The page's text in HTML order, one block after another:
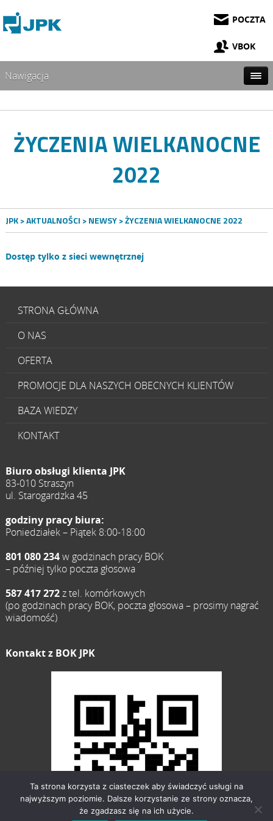
POCZTA
VBOK
Nawigacja
ŻYCZENIA WIELKANOCNE
2022
JPK>AKTUALNOŚCI >NEWSY> ŻYCZENIA WIELKANOCNE 2022
Dostęp tylko z sieci wewnętrznej
STRONA GŁÓWNA
O NAS
OFERTA
PROMOCJE DLA NASZYCH OBECNYCH KLIENTÓW
BAZA WIEDZY
KONTAKT
Biuro obsługi klienta JPK
83-010 Straszyn
ul. Starogardzka 45
godziny pracy biura:
Poniedziałek – Piątek 8:00-18:00
801 080 234w godzinach pracy BOK
– później tylko poczta głosowa
587 417 272z tel. komórkowych
(po godzinach pracy BOK, poczta głosowa – prosimy nagrać
wiadomość)
Kontakt z BOK JPK
Ta strona korzysta z ciasteczek aby świadczyć usługi na
najwyższym poziomie. Dalsze korzystanie ze strony oznacza,
że zgadzasz się na ich użycie.